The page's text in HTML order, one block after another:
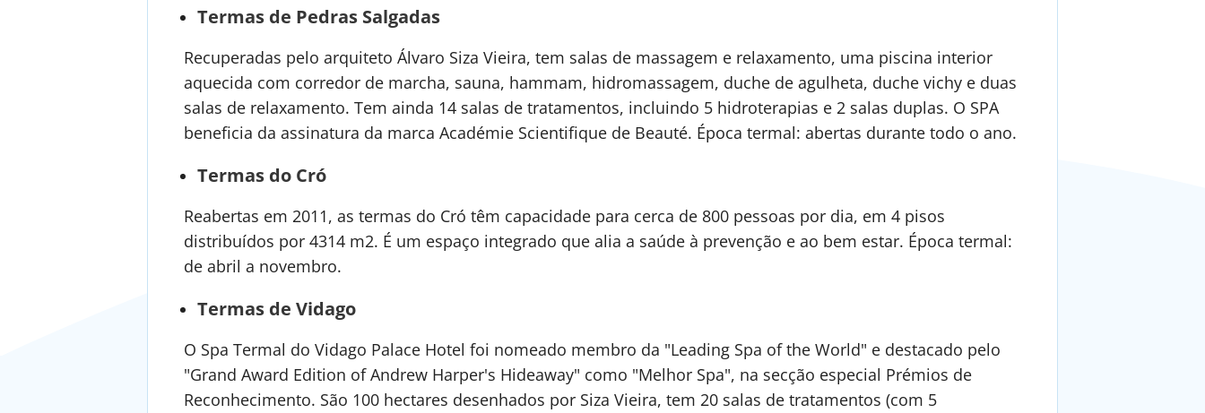
Termas de Pedras Salgadas
Recuperadas pelo arquiteto Álvaro Siza Vieira, tem salas de massagem e relaxamento, uma piscina interior
aquecida com corredor de marcha, sauna, hammam, hidromassagem, duche de agulheta, duche vichy e duas
salas de relaxamento. Tem ainda 14 salas de tratamentos, incluindo 5 hidroterapias e 2 salas duplas. O SPA
beneficia da assinatura da marca Académie Scientifique de Beauté. Época termal: abertas durante todo o ano.
Termas do Cró
Reabertas em 2011, as termas do Cró têm capacidade para cerca de 800 pessoas por dia, em 4 pisos
distribuídos por 4314 m2. É um espaço integrado que alia a saúde à prevenção e ao bem estar. Época termal:
de abril a novembro.
Termas de Vidago
O Spa Termal do Vidago Palace Hotel foi nomeado membro da "Leading Spa of the World" e destacado pelo
"Grand Award Edition of Andrew Harper's Hideaway" como "Melhor Spa", na secção especial Prémios de
Reconhecimento. São 100 hectares desenhados por Siza Vieira, tem 20 salas de tratamentos (com 5